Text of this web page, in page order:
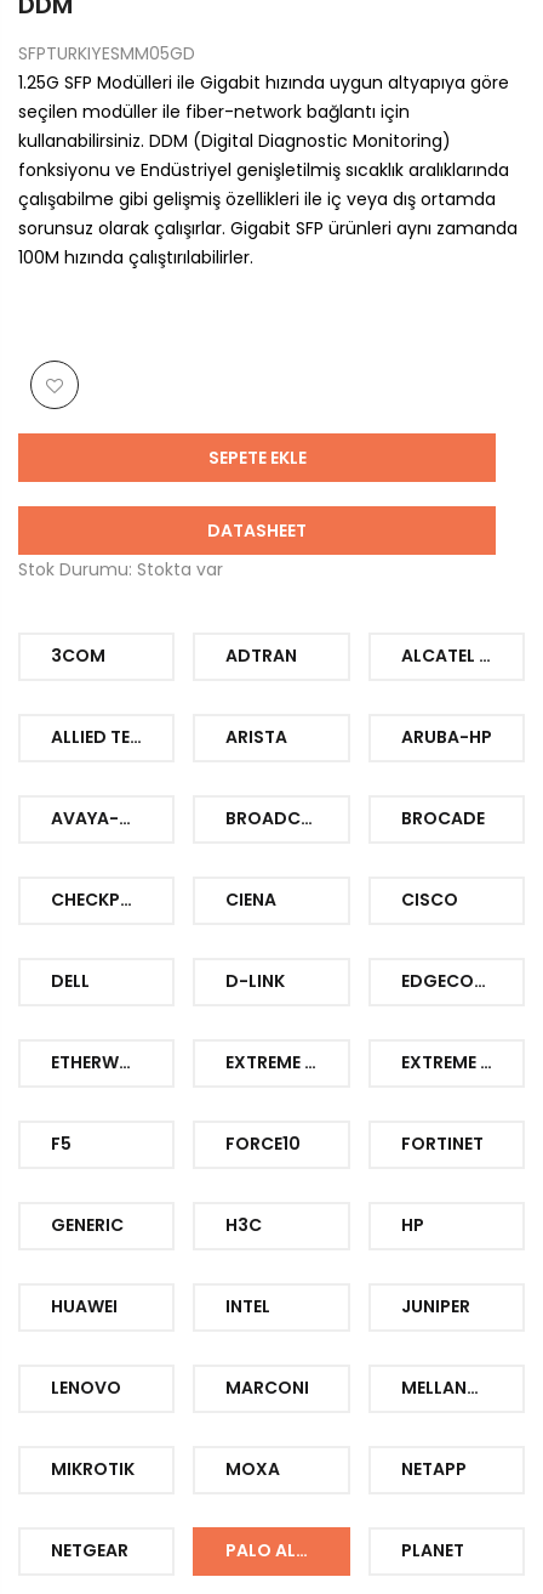
SFPTURKIYESMM05GD
1.25G SFP Modülleri ile Gigabit hızında uygun altyapıya göre
seçilen modüller ile fiber-network bağlantı için
kullanabilirsiniz. DDM (Digital Diagnostic Monitoring)
fonksiyonu ve Endüstriyel genişletilmiş sıcaklık aralıklarında
çalışabilme gibi gelişmiş özellikleri ile iç veya dış ortamda
sorunsuz olarak çalışırlar. Gigabit SFP ürünleri aynı zamanda
100M hızında çalıştırılabilirler.
SEPETE EKLE
DATASHEET
Stok Durumu: Stokta var
3COM ADTRAN ALCATEL LUCENT
ALLIED TELESIS ARISTA ARUBA-HP
AVAYA-NORTEL BROADCOM BROCADE
CHECKPOINT CIENA CISCO
DELL D-LINK EDGECORE
ETHERWAN EXTREME NETWORKS EXTREME NETWORKS
F5 FORCE10 FORTINET
GENERIC H3C HP
HUAWEI INTEL JUNIPER
LENOVO MARCONI MELLANOX
MIKROTIK MOXA NETAPP
NETGEAR PALO ALTO PLANET